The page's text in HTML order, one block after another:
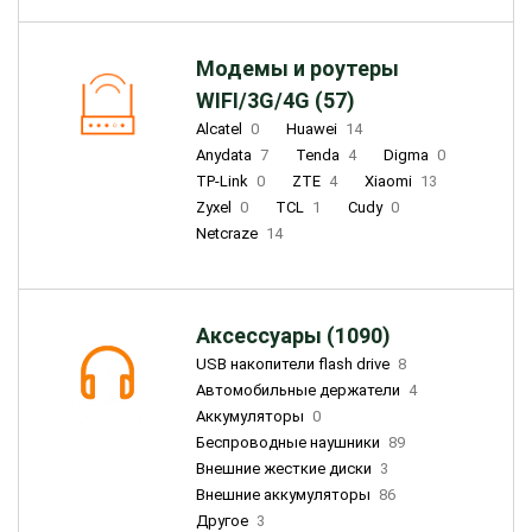
Модемы и роутеры
WIFI/3G/4G (57)
Alcatel 0 Huawei 14
Anydata 7 Tenda 4 Digma 0
TP-Link 0 ZTE 4 Xiaomi 13
Zyxel
0 TCL 1 Cudy 0
Netcraze 14
Аксессуары (1090)
USB накопители flash drive 8
Автомобильные держатели 4
Аккумуляторы 0
Беспроводные наушники 89
Внешние жесткие диски 3
Внешние аккумуляторы 86
Другое 3